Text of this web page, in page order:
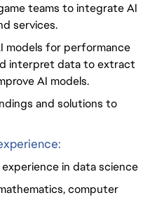
teams to integrate AI
services.
models for performance
interpret data to extract
AI models.
and solutions to
in data science
computer